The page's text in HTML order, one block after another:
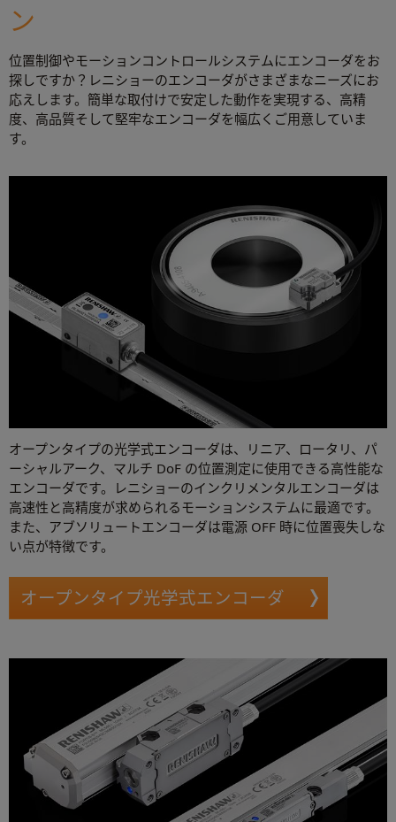
ン
位置制御やモーションコントロールシステムにエンコーダをお
探しですか？レニショーのエンコーダがさまざまなニーズにお
応えします。簡単な取付けで安定した動作を実現する、高精
度、高品質そして堅牢なエンコーダを幅広くご用意していま
す。
オープンタイプの光学式エンコーダは、リニア、ロータリ、パ
ーシャルアーク、マルチ DoF の位置測定に使用できる高性能な
エンコーダです。レニショーのインクリメンタルエンコーダは
高速性と高精度が求められるモーションシステムに最適です。
また、アブソリュートエンコーダは電源 OFF 時に位置喪失しな
い点が特徴です。
オープンタイプ光学式エンコーダ